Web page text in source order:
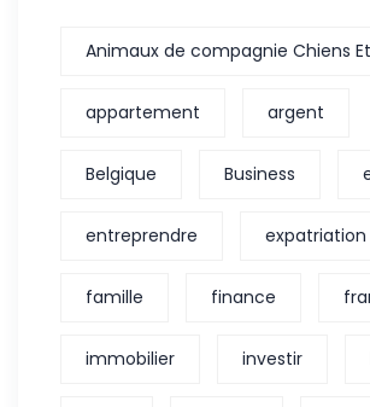
Animaux de compagnie Chiens
appartement argent
Belgique Business
entreprendre expatriation
famille finance
immobilier investir